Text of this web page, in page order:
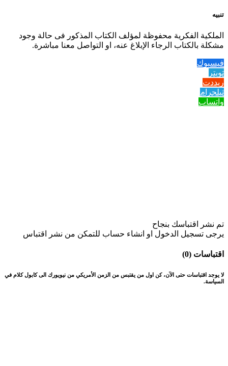
تنبيه
الملكية الفكرية محفوظة لمؤلف الكتاب المذكور فى حالة وجود
مشكلة بالكتاب الرجاء الإبلاغ عنه، او التواصل معنا مباشرة.
فيسبوك
تويتر
ريددت
تيلجرام
واتساب
تم نشر اقتباسك بنجاح
يرجى تسجيل الدخول او انشاء حساب للتمكن من نشر اقتباس
اقتباسات (0)
لا يوجد اقتباسات حتى الآن، كن اول من يقتبس من الزمن الأمريكي من نيويورك الى كابول كلام في
السياسة.